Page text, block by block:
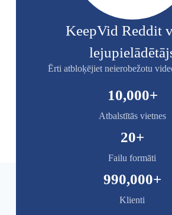
KeepVid Reddit
Ērti atbloķējiet neierobežotu
Atbalstītās vietnes
10,000+
Failu formāti
20+
Klienti
990,000+